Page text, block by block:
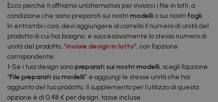
Ecco perché ti offriamo un’alternativa per inviarci i file in lotti, a
condizione che siano preparati sui nostri modelli o sui nostri fogli.
In entrambi i casi, devi aggiungere al carrello il numero di unità del
prodotto di cui hai bisogno, e successivamente lo stesso numero di
unità del prodotto, “inviare design in lotto”, con l’opzione
corrispondente:
1-Se i tuoi design sonopreparati sui nostri modelli, scegli l’opzione
“File preparati su modelli” e aggiungi le stesse unità che hai
aggiunto del tuo prodotto. Il supplemento per l’utilizzo di questa
opzione è di 0,48 € per design, tasse incluse.